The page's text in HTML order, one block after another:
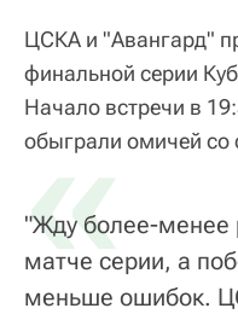
ЦСКА и "Авангард"
финальной серии
Начало встречи в
обыграли омичей со
«
"Жду более-менее
матче серии, а
меньше ошибок.